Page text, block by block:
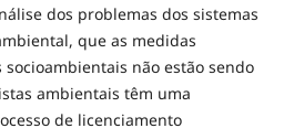
dos problemas dos sistemas
que as medidas
não estão sendo
ambientais têm uma
de licenciamento